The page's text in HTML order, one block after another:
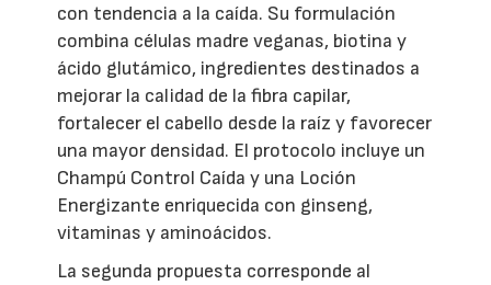
con tendencia a la caída. Su formulación
combina células madre veganas, biotina y
ácido glutámico, ingredientes destinados a
mejorar la calidad de la fibra capilar,
fortalecer el cabello desde la raíz y favorecer
una mayor densidad. El protocolo incluye un
Champú Control Caída y una Loción
Energizante enriquecida con ginseng,
vitaminas y aminoácidos.
La segunda propuesta corresponde al